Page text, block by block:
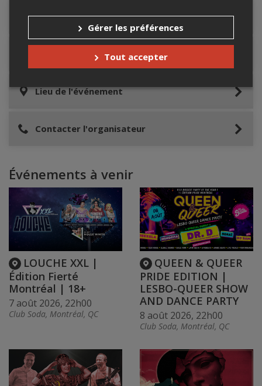
Détails de l'événement
Informations relatives au stationnement
Lieu de l'événement
Contacter l'organisateur
Événements à venir
LOUCHE XXL |
Édition Fierté
Montréal | 18+
7 août 2026, 22h00
Club Soda, Montréal, QC
QUEEN & QUEER
PRIDE EDITION |
LESBO-QUEER SHOW
AND DANCE PARTY
8 août 2026, 22h00
Club Soda, Montréal, QC
Gérer les préférences
Tout accepter